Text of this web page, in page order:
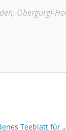
Obergurgl-